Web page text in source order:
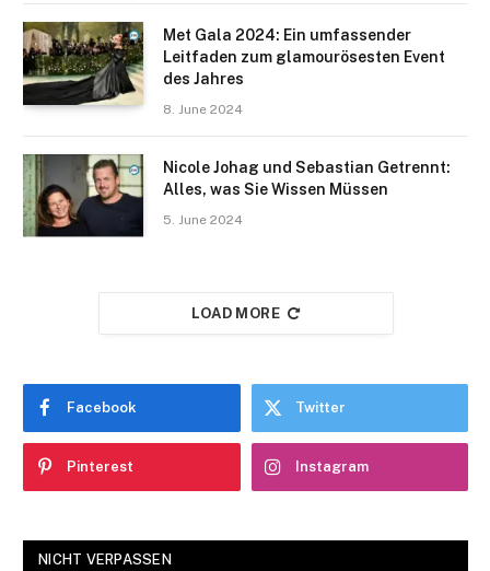
Met Gala 2024: Ein umfassender
Leitfaden zum glamourösesten Event
des Jahres
8. June 2024
Nicole Johag und Sebastian Getrennt:
Alles, was Sie Wissen Müssen
5. June 2024
LOAD MORE
Facebook Twitter
Pinterest Instagram
NICHT VERPASSEN